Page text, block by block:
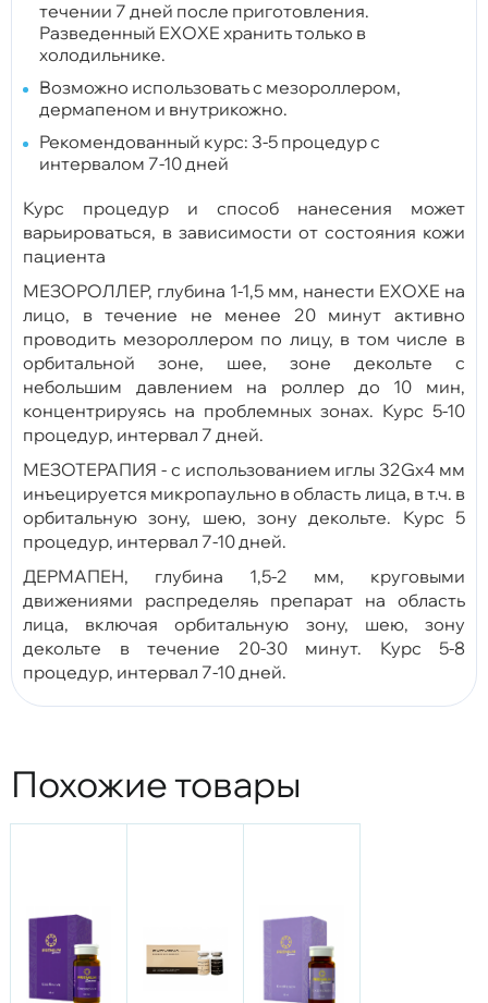
течении 7 дней после приготовления.
Разведенный EXOXE хранить только в
холодильнике.
Возможно использовать с мезороллером,
дермапеном и внутрикожно.
Рекомендованный курс: 3-5 процедур с
интервалом 7-10 дней
Курс процедур и способ нанесения может
варьироваться, в зависимости от состояния кожи
пациента
МЕЗОРОЛЛЕР, глубина 1-1,5 мм, нанести EXOXE на
лицо, в течение не менее 20 минут активно
проводить мезороллером по лицу, в том числе в
орбитальной зоне, шее, зоне декольте с
небольшим давлением на роллер до 10 мин,
концентрируясь на проблемных зонах. Курс 5-10
процедур, интервал 7 дней.
МЕЗОТЕРАПИЯ - с использованием иглы 32Gх4 мм
инъецируется микропаульно в область лица, в т.ч. в
орбитальную зону, шею, зону декольте. Курс 5
процедур, интервал 7-10 дней.
ДЕРМАПЕН, глубина 1,5-2 мм, круговыми
движениями распределяь препарат на область
лица, включая орбитальную зону, шею, зону
декольте в течение 20-30 минут. Курс 5-8
процедур, интервал 7-10 дней.
Похожие товары